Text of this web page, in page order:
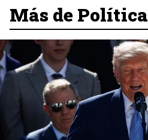
Más de Política